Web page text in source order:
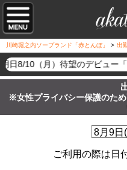
川崎堀之内ソープランド「赤とんぼ」 > 出
日8/10（月）待望のデビュー
※女性プライバシー保護のた
ご利用の際は日